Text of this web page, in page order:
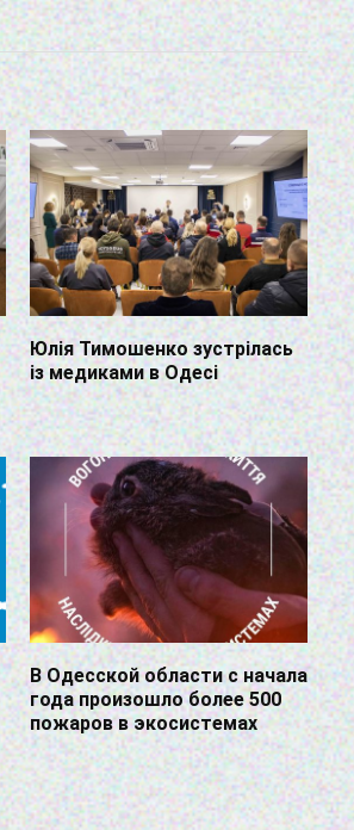
Юлія Тимошенко зустрілась
із медиками в Одесі
В Одесской области с начала
года произошло более 500
пожаров в экосистемах